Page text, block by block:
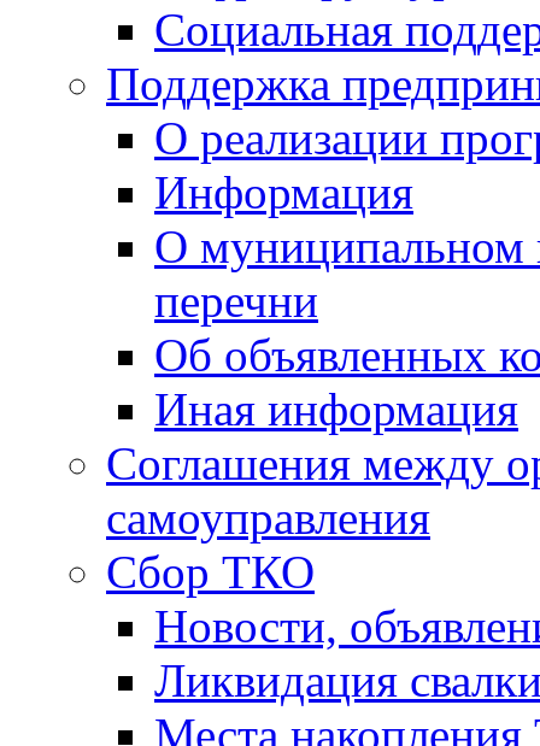
Социальная
Поддержка
О реализации
Информация
О муниципальном
перечни
Об объявленных
Иная информация
Соглашения между
самоуправления
Сбор ТКО
Новости,
Ликвидация
Места